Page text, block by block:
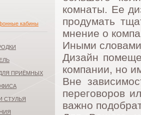
кабины
ПРИЁМНЫХ
СТУЛЬЯ
комнаты. Ее
продумать
мнение о
Иными
Дизайн
компании, но
Вне
переговоров
важно